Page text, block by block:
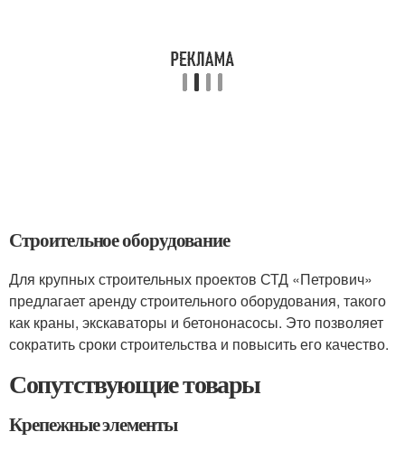
Строительное оборудование
Для крупных строительных проектов СТД «Петрович»
предлагает аренду строительного оборудования, такого
как краны, экскаваторы и бетононасосы. Это позволяет
сократить сроки строительства и повысить его качество.
Сопутствующие товары
Крепежные элементы